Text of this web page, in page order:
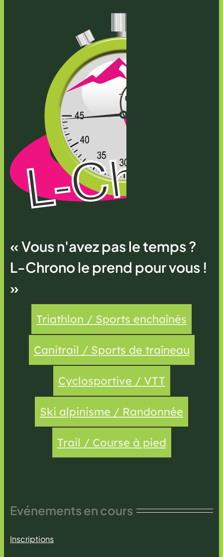
« Vous n'avez pas le temps ?
L-Chrono le prend pour vous !
»
Triathlon / Sports enchaînés
Canitrail / Sports de traîneau
Cyclosportive / VTT
Ski alpinisme / Randonnée
Trail / Course à pied
Evénements en cours
Inscriptions